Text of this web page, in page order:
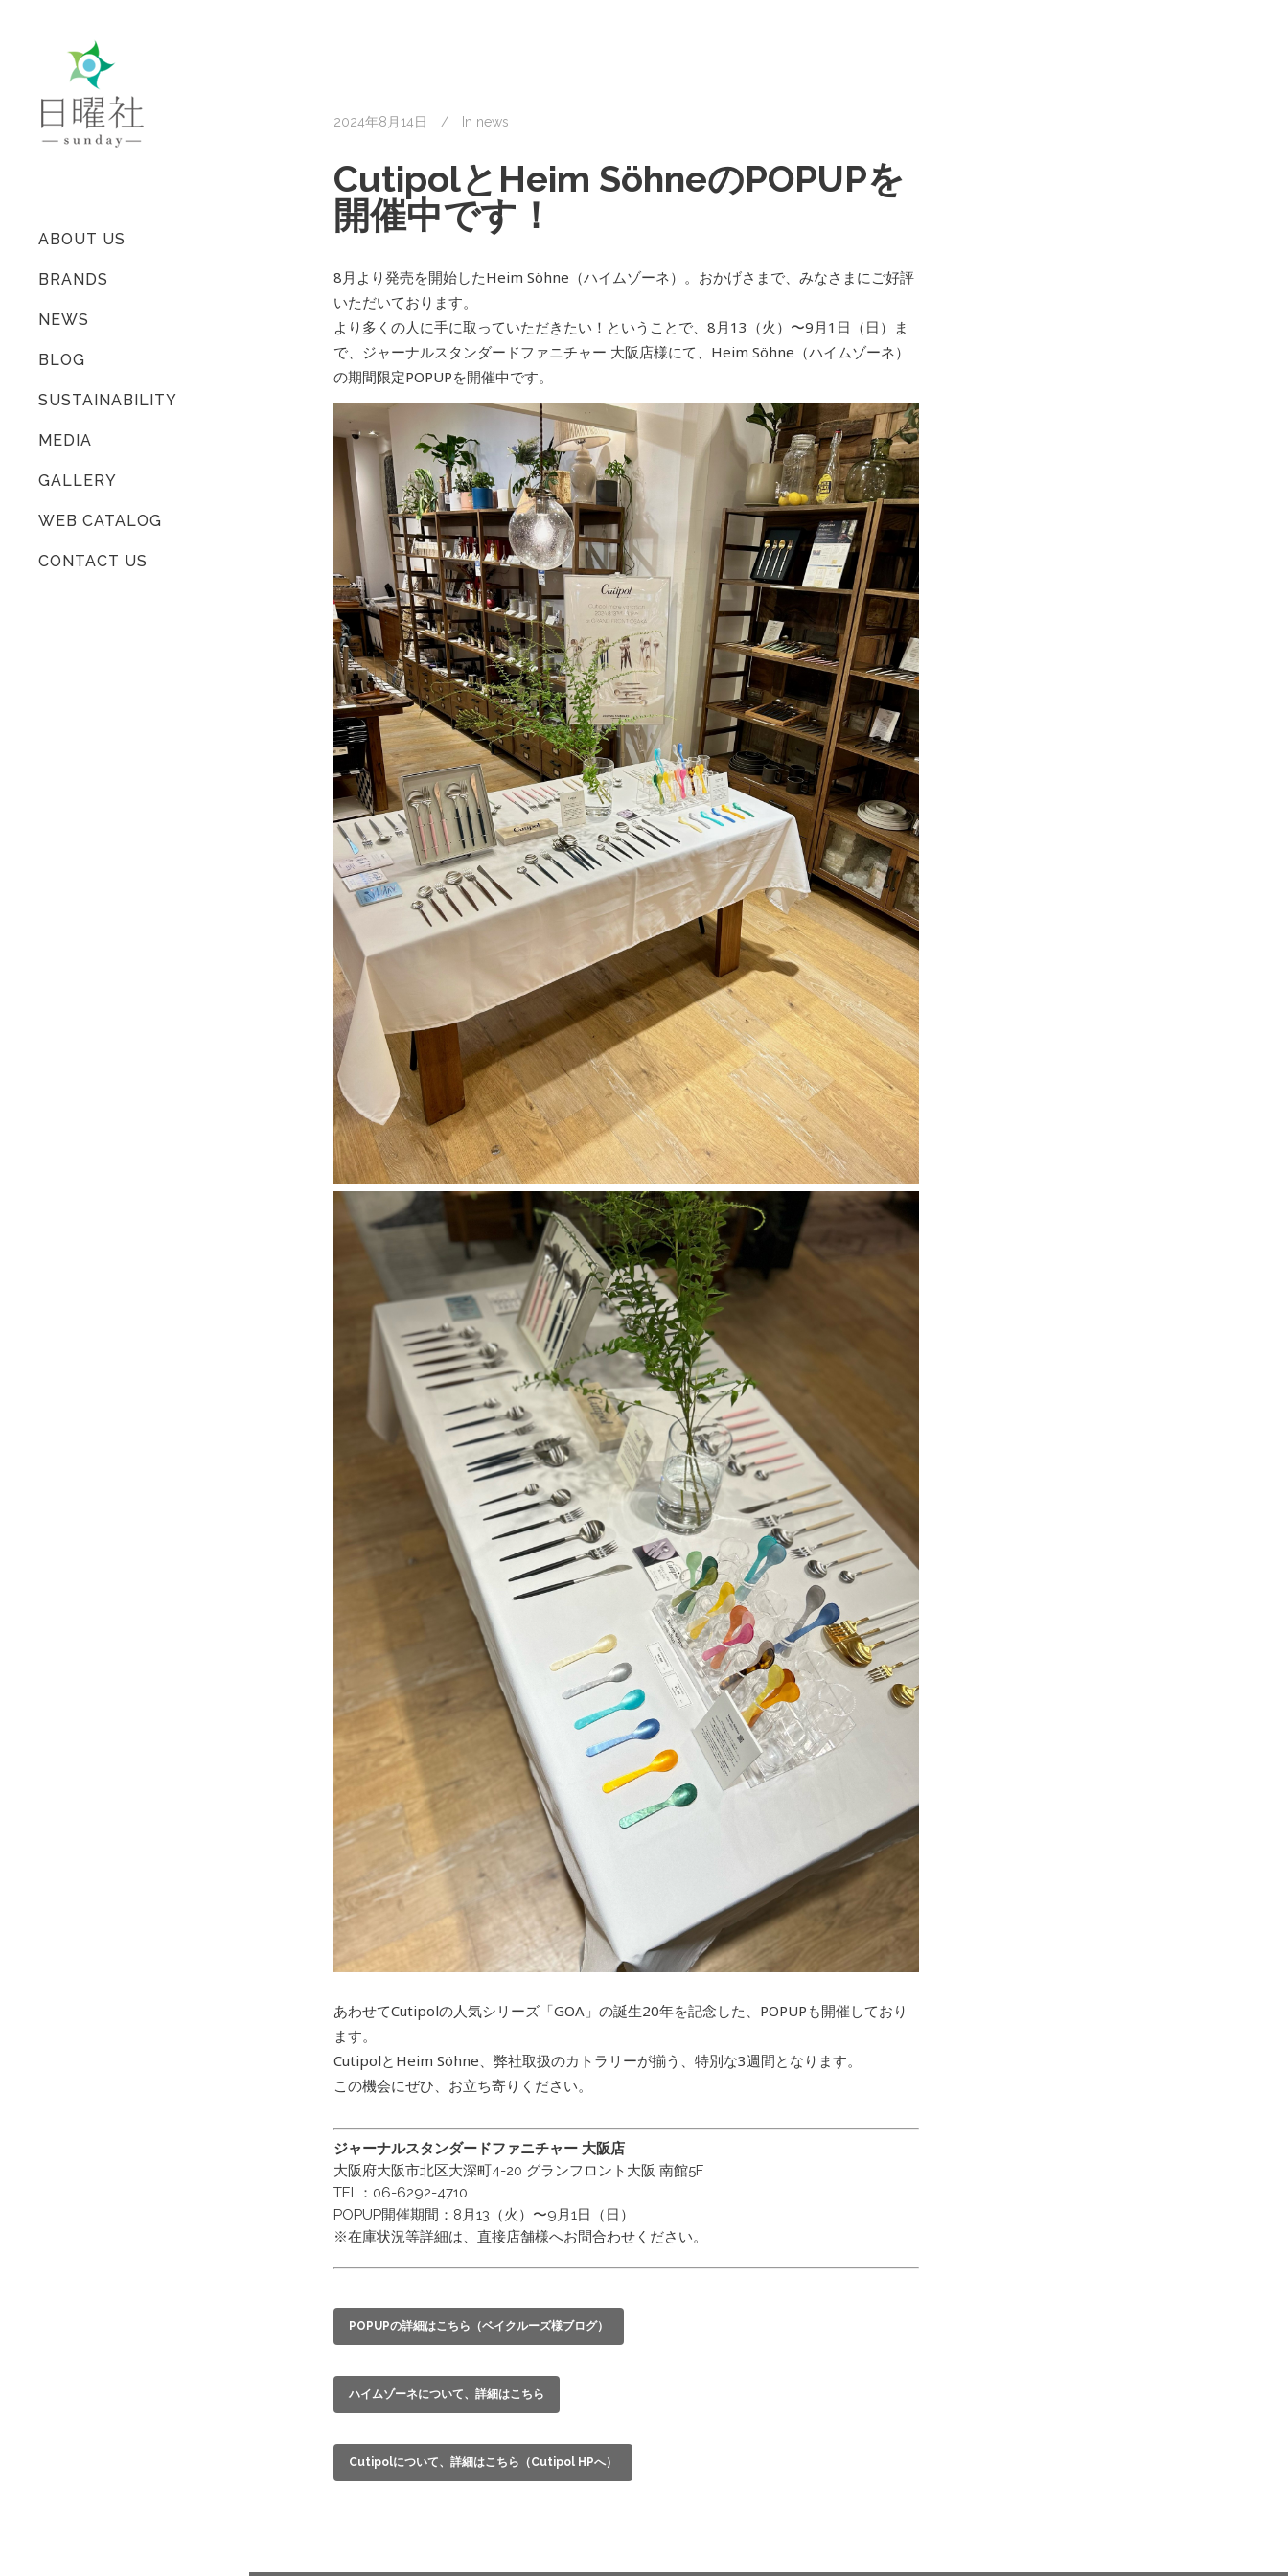
ABOUT US
BRANDS
NEWS
BLOG
SUSTAINABILITY
MEDIA
GALLERY
WEB CATALOG
CONTACT US
2024年8月14日 In news
CutipolとHeim SöhneのPOPUPを
開催中です！
8月より発売を開始したHeim Söhne（ハイムゾーネ）。おかげさまで、みなさまにご好評
いただいております。
より多くの人に手に取っていただきたい！ということで、8月13（火）〜9月1日（日）ま
で、ジャーナルスタンダードファニチャー 大阪店様にて、Heim Söhne（ハイムゾーネ）
の期間限定POPUPを開催中です。
あわせてCutipolの人気シリーズ「GOA」の誕生20年を記念した、POPUPも開催しており
ます。
CutipolとHeim Söhne、弊社取扱のカトラリーが揃う、特別な3週間となります。
この機会にぜひ、お立ち寄りください。
ジャーナルスタンダードファニチャー 大阪店
大阪府大阪市北区大深町4-20 グランフロント大阪 南館5F
TEL：06-6292-4710
POPUP開催期間：8月13（火）〜9月1日（日）
※在庫状況等詳細は、直接店舗様へお問合わせください。
POPUPの詳細はこちら（ベイクルーズ様ブログ）
ハイムゾーネについて、詳細はこちら
Cutipolについて、詳細はこちら（Cutipol HPへ）